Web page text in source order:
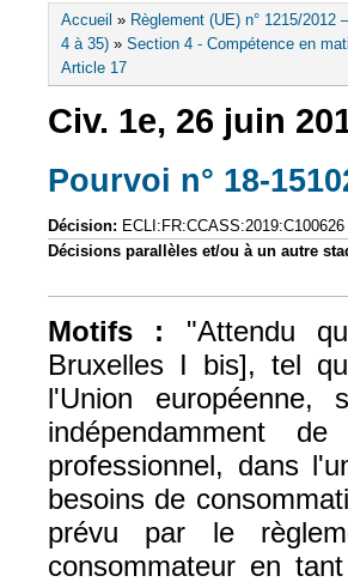
Vous êtes ici
Accueil » Règlement (UE) n° 1215/
4 à 35) » Section 4 - Compétence en
Article 17
Civ. 1e, 26 juin
Pourvoi n° 18-
Décision: ECLI:FR:CCASS:2019:C100626
Décisions parallèles et/ou à un autre
Motifs : "Attendu
Bruxelles I bis], tel
l'Union
indépendamment
professionnel, dans
besoins de
prévu par le
consommateur en